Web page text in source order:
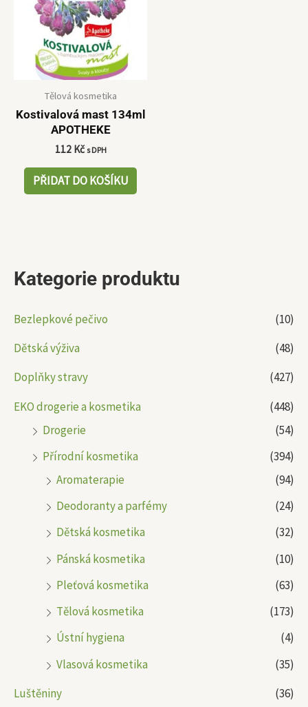
Kategorie produktu
Bezlepkové pečivo
(10)
Dětská výživa
(48)
Doplňky stravy
(427)
EKO drogerie a kosmetika
(448)
Drogerie
(54)
Přírodní kosmetika
(394)
Aromaterapie
(94)
Deodoranty a parfémy
(24)
Dětská kosmetika
(32)
Pánská kosmetika
(10)
Pleťová kosmetika
(63)
Tělová kosmetika
(173)
Ústní hygiena
(4)
Vlasová kosmetika
(35)
Luštěniny
(36)
Tělová kosmetika
Kostivalová mast 134ml
APOTHEKE
112 Kč s DPH
PŘIDAT DO KOŠÍKU